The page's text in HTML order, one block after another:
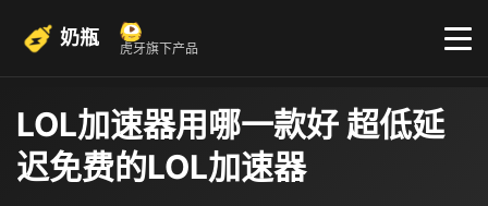
奶瓶 虎牙旗下产品
LOL加速器用哪一款好 超低延
迟免费的LOL加速器